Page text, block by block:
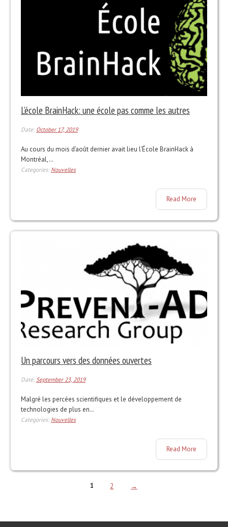
L’école BrainHack: une école pas comme les autres
Date: October 17, 2019
Au cours du mois d’août dernier avait lieu l’École BrainHack à
Montréal,…
Categories: Nouvelles
Read More
Un parcours vers des données ouvertes
Date:September 23, 2019
Malgré les percées scientifiques et le développement de
technologies de plus en…
Categories: Nouvelles
Read More
1 2 →